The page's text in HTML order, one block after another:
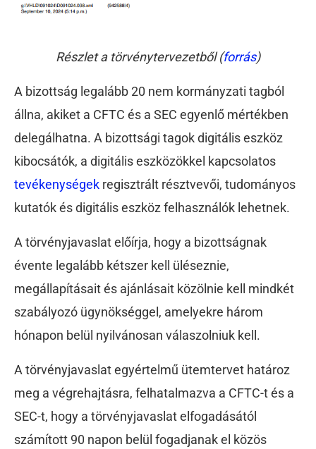
Részlet a törvénytervezetből (forrás)
A bizottság legalább 20 nem kormányzati tagból
állna, akiket a CFTC és a SEC egyenlő mértékben
delegálhatna. A bizottsági tagok digitális eszköz
kibocsátók, a digitális eszközökkel kapcsolatos
tevékenységek regisztrált résztvevői, tudományos
kutatók és digitális eszköz felhasználók lehetnek.
A törvényjavaslat előírja, hogy a bizottságnak
évente legalább kétszer kell üléseznie,
megállapításait és ajánlásait közölnie kell mindkét
szabályozó ügynökséggel, amelyekre három
hónapon belül nyilvánosan válaszolniuk kell.
A törvényjavaslat egyértelmű ütemtervet határoz
meg a végrehajtásra, felhatalmazva a CFTC-t és a
SEC-t, hogy a törvényjavaslat elfogadásától
számított 90 napon belül fogadjanak el közös